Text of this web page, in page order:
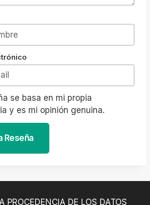
se basa en mi propia
y es mi opinión genuina.
Reseña
PROCEDENCIA DE LOS DATOS